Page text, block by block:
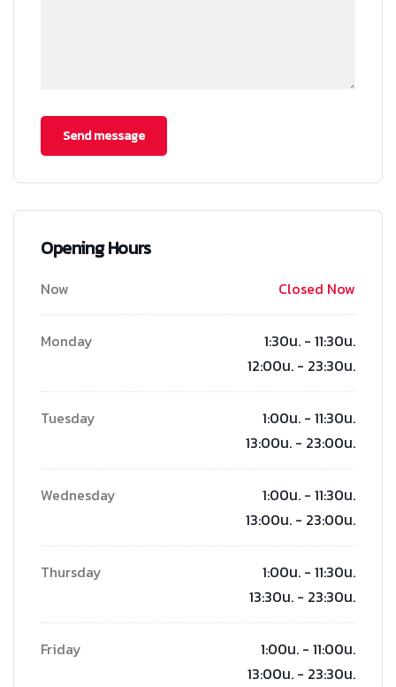
Opening Hours
Now Closed Now
Monday
1:30น. - 11:30น.
12:00น. - 23:30น.
Tuesday
1:00น. - 11:30น.
13:00น. - 23:00น.
Wednesday
1:00น. - 11:30น.
13:00น. - 23:00น.
Thursday
1:00น. - 11:30น.
13:30น. - 23:30น.
Friday
1:00น. - 11:00น.
13:00น. - 23:30น.